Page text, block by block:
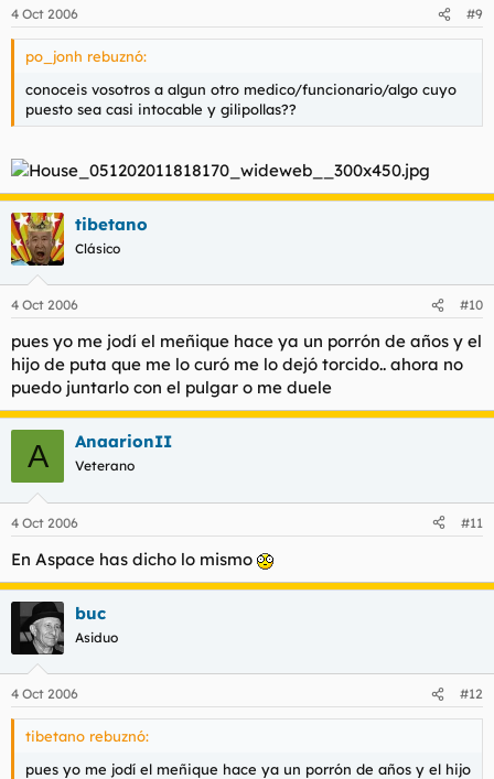
4 Oct 2006 #9
po_jonh rebuznó:
conoceis vosotros a algun otro medico/funcionario/algo cuyo
puesto sea casi intocable y gilipollas??
tibetano
Clásico
4 Oct 2006 #10
pues yo me jodí el meñique hace ya un porrón de años y el
hijo de puta que me lo curó me lo dejó torcido.. ahora no
puedo juntarlo con el pulgar o me duele
A AnaarionII
Veterano
4 Oct 2006 #11
En Aspace has dicho lo mismo
buc
Asiduo
4 Oct 2006 #12
tibetano rebuznó:
pues yo me jodí el meñique hace ya un porrón de años y el hijo